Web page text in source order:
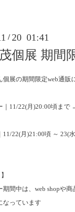
/ 20 01:41
個展 期間
個展の期間限定web通販
｜11/22(月)20:00頃まで
11/22(月)21:00頃 ～ 23(
期間中は、web shopや商
なっています